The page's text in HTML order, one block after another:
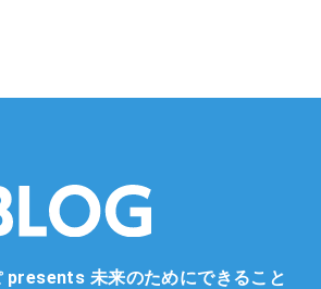
presents 未来のためにできること